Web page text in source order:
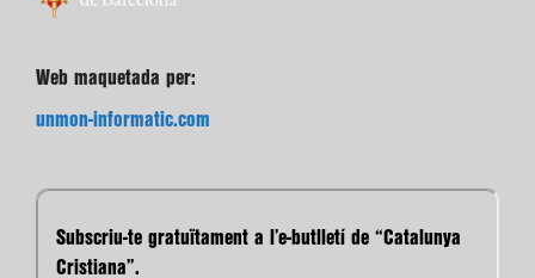
Web maquetada per:
unmon-informatic.com
Subscriu-te gratuïtament a l’e-butlletí de “Catalunya
Cristiana”.